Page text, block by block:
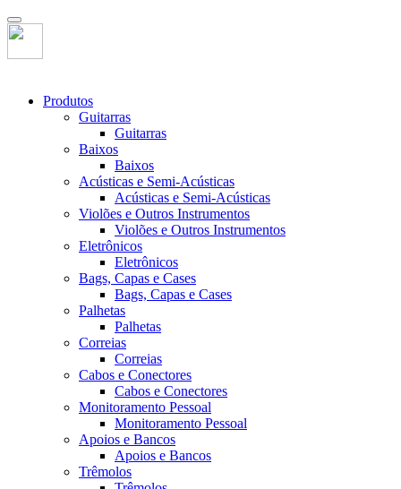
Produtos
Guitarras
Guitarras
Baixos
Baixos
Acústicas e Semi-Acústicas
Acústicas e Semi-Acústicas
Violões e Outros Instrumentos
Violões e Outros Instrumentos
Eletrônicos
Eletrônicos
Bags, Capas e Cases
Bags, Capas e Cases
Palhetas
Palhetas
Correias
Correias
Cabos e Conectores
Cabos e Conectores
Monitoramento Pessoal
Monitoramento Pessoal
Apoios e Bancos
Apoios e Bancos
Trêmolos